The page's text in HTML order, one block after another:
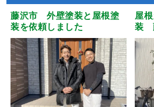
藤沢市 外壁塗装と屋根塗
装を依頼しました
屋
装